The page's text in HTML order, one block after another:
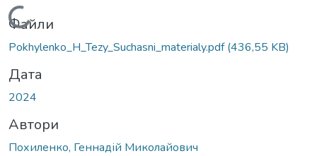
Вантажиться...
Файли
Pokhylenko_H_Tezy_Suchasni_materialy.pdf(436,55 KB)
Дата
2024
Автори
Похиленко, Геннадій Миколайович